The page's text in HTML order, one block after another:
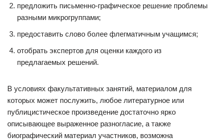
предложить письменно-графическое решение проблемы
разными микрогруппами;
предоставить слово более флегматичным учащимся;
отобрать экспертов для оценки каждого из
предлагаемых решений.
В условиях факультативных занятий, материалом для
которых может послужить, любое литературное или
публицистическое произведение достаточно ярко
описывающее выраженное разногласие, а также
биографический материал участников, возможна